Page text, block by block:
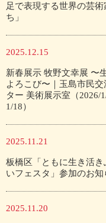
足で表現する世界の芸術
ち」
2025.12.15
新春展示 牧野文幸展 〜
よろこび〜｜玉島市民交
ター 美術展示室（2026/
1/18）
2025.11.21
板橋区「ともに生き活き
いフェスタ」参加のお知
2025.11.20